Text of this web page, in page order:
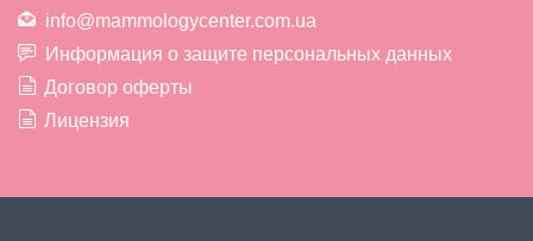
info@mammologycenter.com.ua
Информация о защите персональных данных
Договор оферты
Лицензия